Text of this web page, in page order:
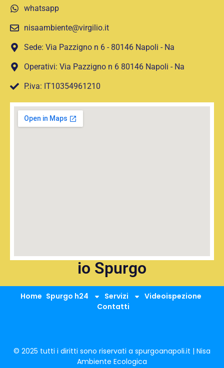
whatsapp
nisaambiente@virgilio.it
Sede: Via Pazzigno n 6 - 80146 Napoli - Na
Operativi: Via Pazzigno n 6 80146 Napoli - Na
P.iva: IT10354961210
io Spurgo
Home Spurgo h24 Servizi
Videoispezione
Contatti
© 2025 tutti i diritti sono riservati a spurgoanapoli.it | Nisa
Ambiente Ecologica